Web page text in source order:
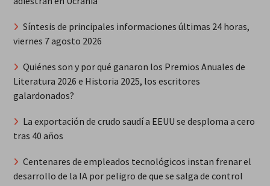
Síntesis de principales informaciones últimas 24 horas,
viernes 7 agosto 2026
Quiénes son y por qué ganaron los Premios Anuales de
Literatura 2026 e Historia 2025, los escritores
galardonados?
La exportación de crudo saudí a EEUU se desploma a cero
tras 40 años
Centenares de empleados tecnológicos instan frenar el
desarrollo de la IA por peligro de que se salga de control